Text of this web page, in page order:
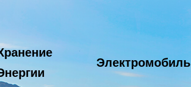
Электромобиль